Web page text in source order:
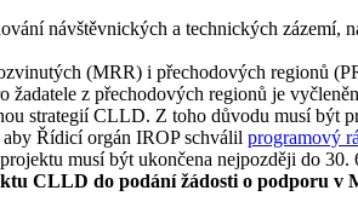
návštěvnických a technických
(MRR) i přechodových regionů
z přechodových regionů je
strategií CLLD. Z toho důvodu musí být
Řídicí orgán IROP schválil programový
musí být ukončena nejpozději do 30.
CLLD do podání žádosti o podporu v